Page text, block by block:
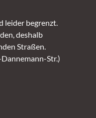
leider begrenzt.
deshalb
Straßen.
Str.)